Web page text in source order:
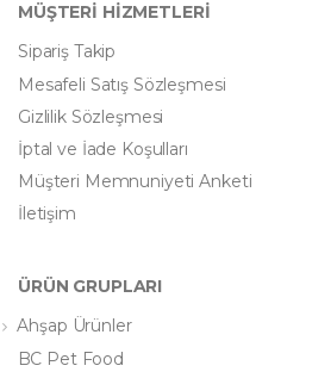
MÜŞTERİ HİZMETLERİ
Sipariş Takip
Mesafeli Satış Sözleşmesi
Gizlilik Sözleşmesi
İptal ve İade Koşulları
Müşteri Memnuniyeti Anketi
İletişim
ÜRÜN GRUPLARI
Ahşap Ürünler
BC Pet Food